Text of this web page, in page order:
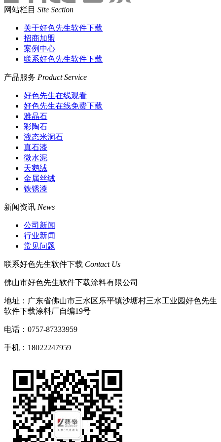
网站栏目 Site Section
关于好色先生软件下载
招商加盟
案例中心
联系好色先生软件下载
产品服务 Product Service
好色先生在线观看
好色先生在线免费下载
雅晶石
彩陶石
液态米洞石
真石漆
微水泥
天鹅绒
金属丝绒
铁锈漆
新闻资讯 News
公司新闻
行业新闻
常见问题
联系好色先生软件下载 Contact Us
佛山市好色先生软件下载涂料有限公司
地址：广东省佛山市三水区乐平镇沙塘村三水工业园好色先生
软件下载涂料厂自编19号
电话：0757-87333959
手机：18022247959